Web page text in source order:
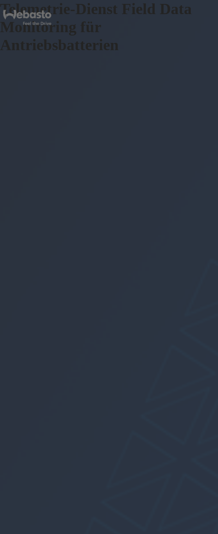
Telemetrie-Dienst Field Data
Monitoring für
Antriebsbatterien